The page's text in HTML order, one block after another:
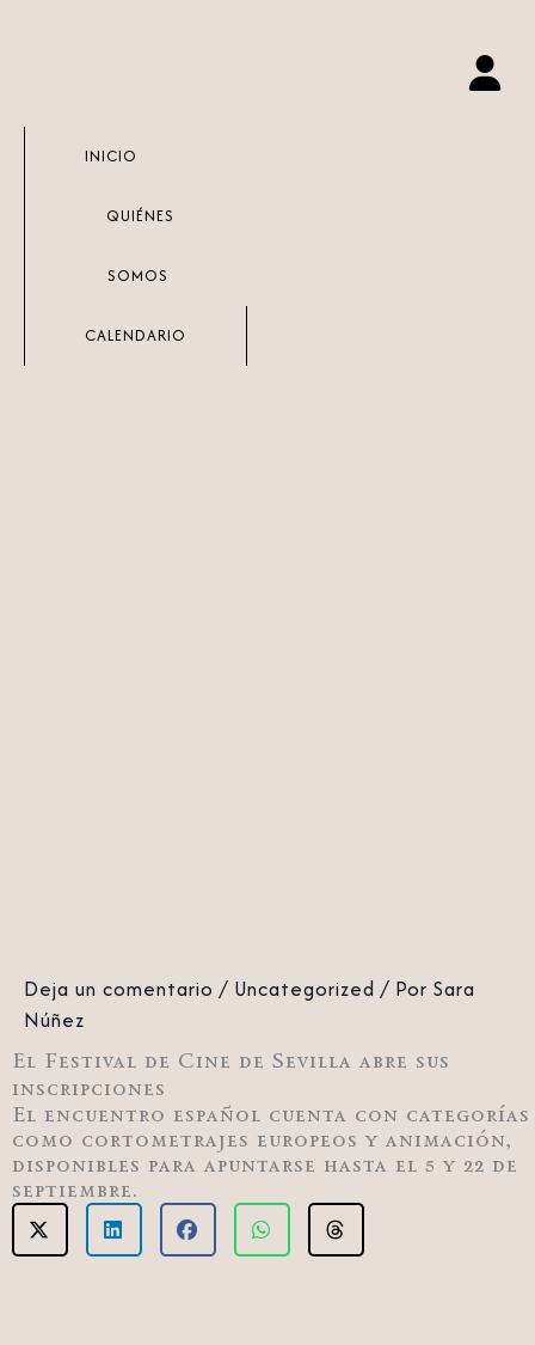
INICIO
QUIÉNES
SOMOS
CALENDARIO
Deja un comentario / Uncategorized / Por Sara
Núñez
El Festival de Cine de Sevilla abre sus
inscripciones
El encuentro español cuenta con categorías
como cortometrajes europeos y animación,
disponibles para apuntarse hasta el 5 y 22 de
septiembre.